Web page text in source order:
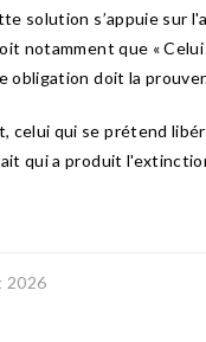
solution s’appuie sur
notamment que «
obligation doit la
celui qui se prétend
qui a produit
2026